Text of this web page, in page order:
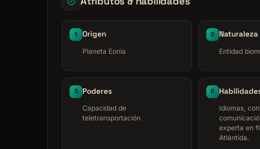
1 Origen
Planeta Eonia
2 Naturaleza
Entidad
5 Poderes
Capacidad de
teletransportación
6
Idiomas,
experta en
Atlántida.